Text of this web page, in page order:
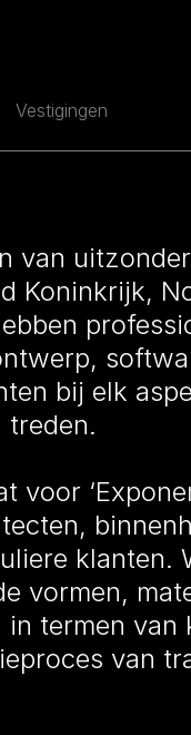
Vestigingen
van
Koninkrijk,
bij elk
treden.
voor
klanten.
vormen,
termen
van